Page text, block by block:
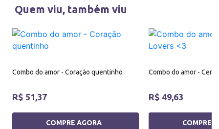
Quem viu, também viu
Combo do amor - Coração quentinho
R$ 51,37
COMPRE AGORA
Combo do amor -
R$ 49,63
COMPRE